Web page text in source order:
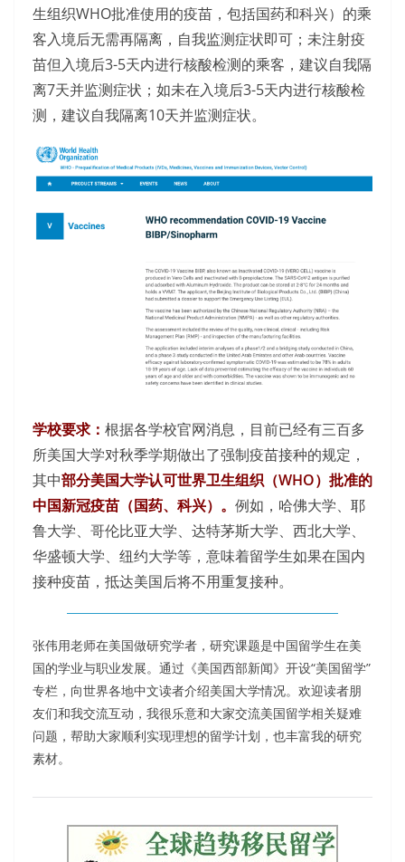
生组织WHO批准使用的疫苗，包括国药和科兴）的乘
客入境后无需再隔离，自我监测症状即可；未注射疫
苗但入境后3-5天内进行核酸检测的乘客，建议自我隔
离7天并监测症状；如未在入境后3-5天内进行核酸检
测，建议自我隔离10天并监测症状。
学校要求： 根据各学校官网消息，目前已经有三百多
所美国大学对秋季学期做出了强制疫苗接种的规定，
其中部分美国大学认可世界卫生组织（WHO）批准的
中国新冠疫苗（国药、科兴）。 例如，哈佛大学、耶
鲁大学、哥伦比亚大学、达特茅斯大学、西北大学、
华盛顿大学、纽约大学等，意味着留学生如果在国内
接种疫苗，抵达美国后将不用重复接种。
张伟用老师在美国做研究学者，研究课题是中国留学生在美
国的学业与职业发展。通过《美国西部新闻》开设“美国留学”
专栏，向世界各地中文读者介绍美国大学情况。欢迎读者朋
友们和我交流互动，我很乐意和大家交流美国留学相关疑难
问题，帮助大家顺利实现理想的留学计划，也丰富我的研究
素材。